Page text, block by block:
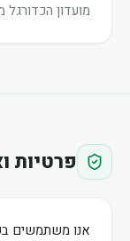
מועדון הכדורגל
פרטיות
אנו משתמשים